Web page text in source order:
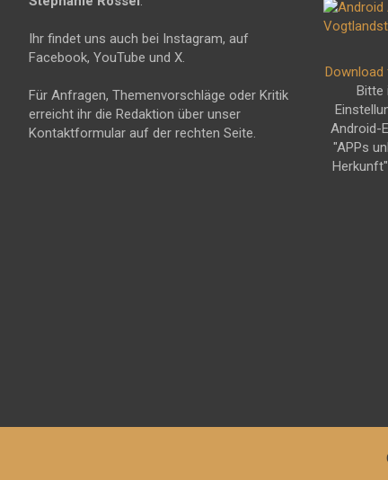
Ihr findet uns auch bei Instagram, auf
Facebook, YouTube und X.
Für Anfragen, Themenvorschläge oder Kritik
erreicht ihr die Redaktion über unser
Kontaktformular auf der rechten Seite.
Bitte
Android-
"APPs